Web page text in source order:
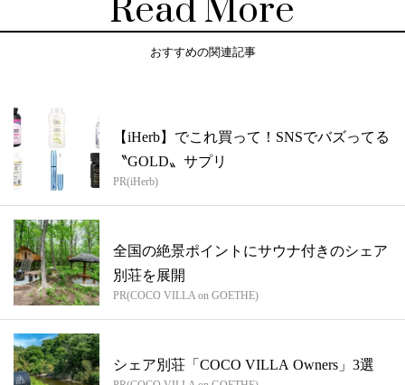
Read More
おすすめの関連記事
【iHerb】でこれ買って！SNSでバズってる
〝GOLD〟サプリ
PR(iHerb)
全国の絶景ポイントにサウナ付きのシェア
別荘を展開
PR(COCO VILLA on GOETHE)
シェア別荘「COCO VILLA Owners」3選